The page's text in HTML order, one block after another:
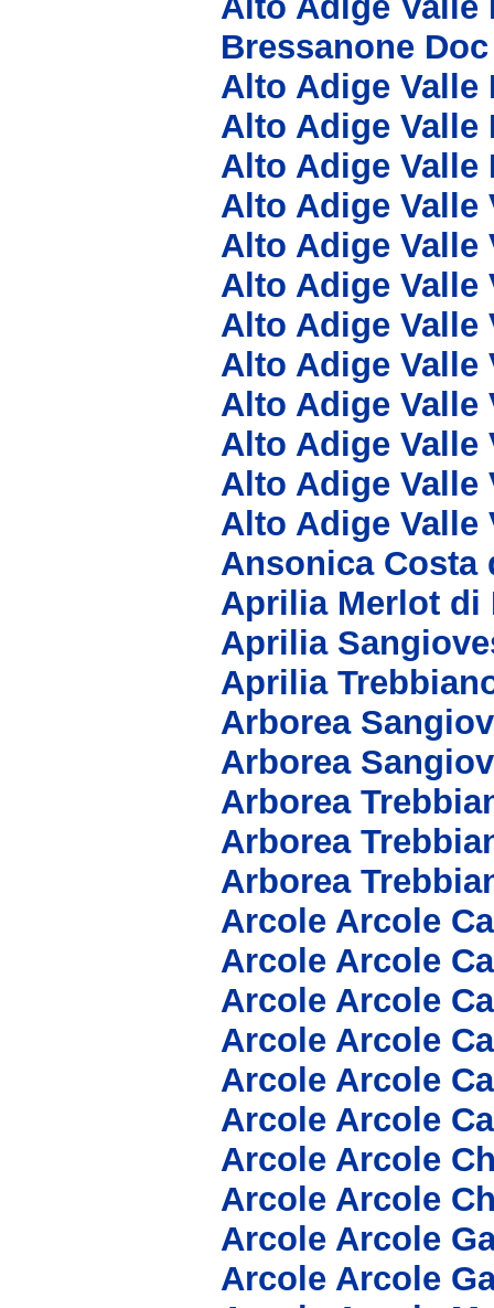
Bressanone Doc
Alto Adige Valle
Alto Adige Valle
Alto Adige Valle
Alto Adige Valle
Alto Adige Valle
Alto Adige Valle
Alto Adige Valle
Alto Adige Valle
Alto Adige Valle
Alto Adige Valle
Alto Adige Valle
Alto Adige Valle
Ansonica Costa
Aprilia Merlot di
Aprilia
Aprilia
Arborea
Arborea
Arborea
Arborea
Arborea
Arcole Arcole
Arcole Arcole
Arcole Arcole
Arcole Arcole
Arcole Arcole
Arcole Arcole
Arcole Arcole
Arcole Arcole
Arcole Arcole
Arcole Arcole